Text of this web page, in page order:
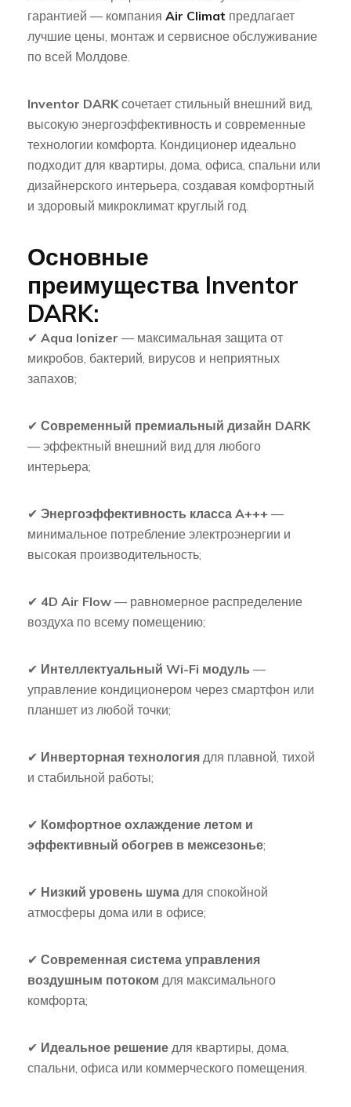
гарантией — компания Air Climat предлагает
лучшие цены, монтаж и сервисное обслуживание
по всей Молдове.
Inventor DARKсочетает стильный внешний вид,
высокую энергоэффективность и современные
технологии комфорта. Кондиционер идеально
подходит для квартиры, дома, офиса, спальни или
дизайнерского интерьера, создавая комфортный
и здоровый микроклимат круглый год.
Основные
преимущества Inventor
DARK:
✔ Aqua Ionizer — максимальная защита от
микробов, бактерий, вирусов и неприятных
запахов;
✔ Современный премиальный дизайн DARK
— эффектный внешний вид для любого
интерьера;
✔ Энергоэффективность класса A+++ —
минимальное потребление электроэнергии и
высокая производительность;
✔ 4D Air Flow — равномерное распределение
воздуха по всему помещению;
✔ Интеллектуальный Wi-Fi модуль —
управление кондиционером через смартфон или
планшет из любой точки;
✔ Инверторная технология для плавной, тихой
и стабильной работы;
✔ Комфортное охлаждение летом и
эффективный обогрев в межсезонье;
✔ Низкий уровень шума для спокойной
атмосферы дома или в офисе;
✔ Современная система управления
воздушным потоком для максимального
комфорта;
✔ Идеальное решение для квартиры, дома,
спальни, офиса или коммерческого помещения.